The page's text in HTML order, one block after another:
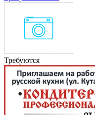
Требуются